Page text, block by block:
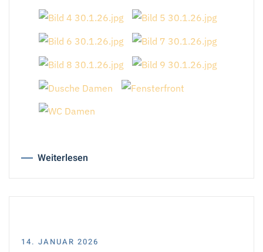
Weiterlesen
14. JANUAR 2026